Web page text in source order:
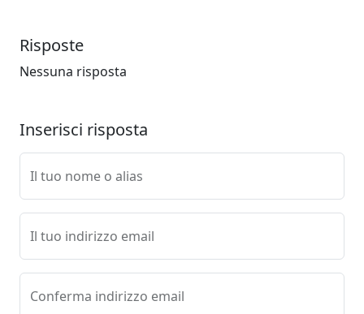
Risposte
Nessuna risposta
Inserisci risposta
Il tuo nome o alias
Il tuo indirizzo email
Conferma indirizzo email